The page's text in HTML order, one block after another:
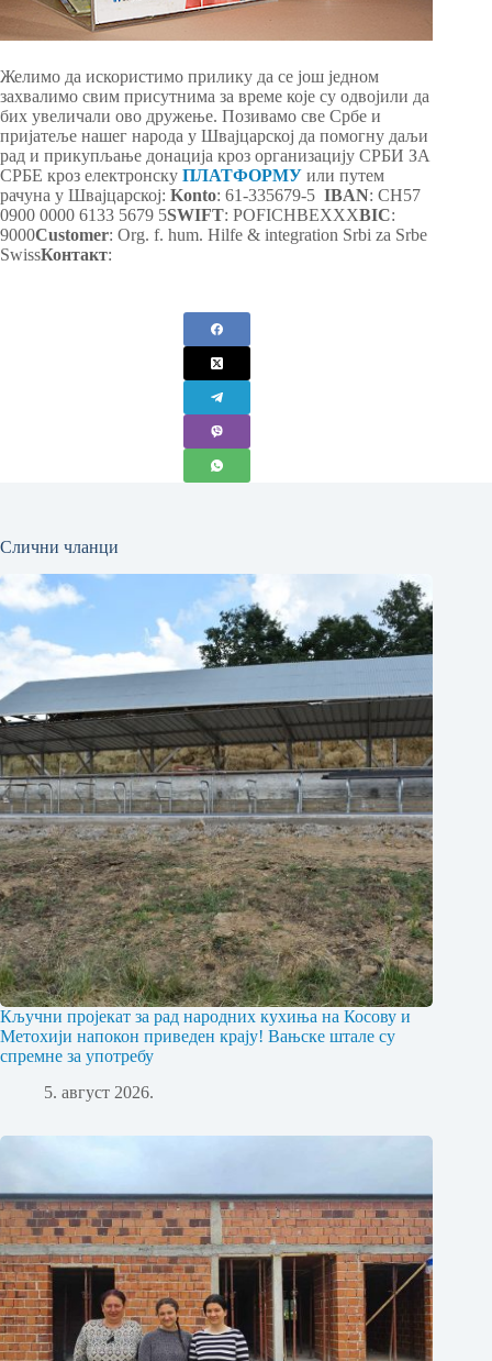
Желимо да искористимо прилику да се још једном
захвалимо свим присутнима за време које су одвојили да
бих увеличали ово дружење. Позивамо све Србе и
пријатеље нашег народа у Швајцарској да помогну даљи
рад и прикупљање донација кроз организацију СРБИ ЗА
СРБЕ кроз електронску ПЛАТФОРМУ или путем
рачуна у Швајцарској: Konto: 61-335679-5 IBAN: CH57
0900 0000 6133 5679 5SWIFT: POFICHBEXXXBIC:
9000Customer: Org. f. hum. Hilfe & integration Srbi za Srbe
SwissКонтакт:
Слични чланци
Кључни пројекат за рад народних кухиња на Косову и
Метохији напокон приведен крају! Вањске штале су
спремне за употребу
5. август 2026.